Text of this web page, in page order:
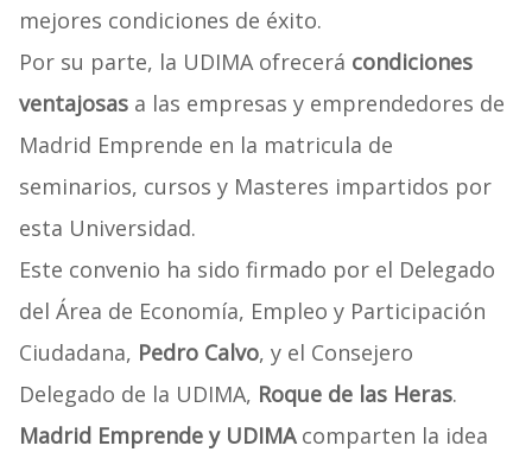
mejores condiciones de éxito.
Por su parte, la UDIMA ofrecerá condiciones
ventajosasa las empresas y emprendedores de
Madrid Emprende en la matricula de
seminarios, cursos y Masteres impartidos por
esta Universidad.
Este convenio ha sido firmado por el Delegado
del Área de Economía, Empleo y Participación
Ciudadana, Pedro Calvo, y el Consejero
Delegado de la UDIMA, Roque de las Heras.
Madrid Emprende y UDIMAcomparten la idea